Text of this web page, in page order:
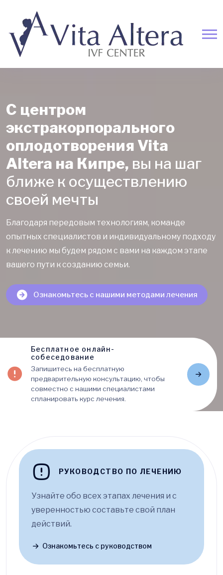
С центром
экстракорпорального
оплодотворения Vita
Altera на Кипре, вы на шаг
ближе к осуществлению
своей мечты
Благодаря передовым технологиям, команде
опытных специалистов и индивидуальному подходу
к лечению мы будем рядом с вами на каждом этапе
вашего пути к созданию семьи.
Ознакомьтесь с нашими методами лечения
Бесплатное онлайн-
собеседование
Запишитесь на бесплатную
предварительную консультацию, чтобы
совместно с нашими специалистами
спланировать курс лечения.
РУКОВОДСТВО ПО ЛЕЧЕНИЮ
Узнайте обо всех этапах лечения и с
уверенностью составьте свой план
действий.
Ознакомьтесь с руководством